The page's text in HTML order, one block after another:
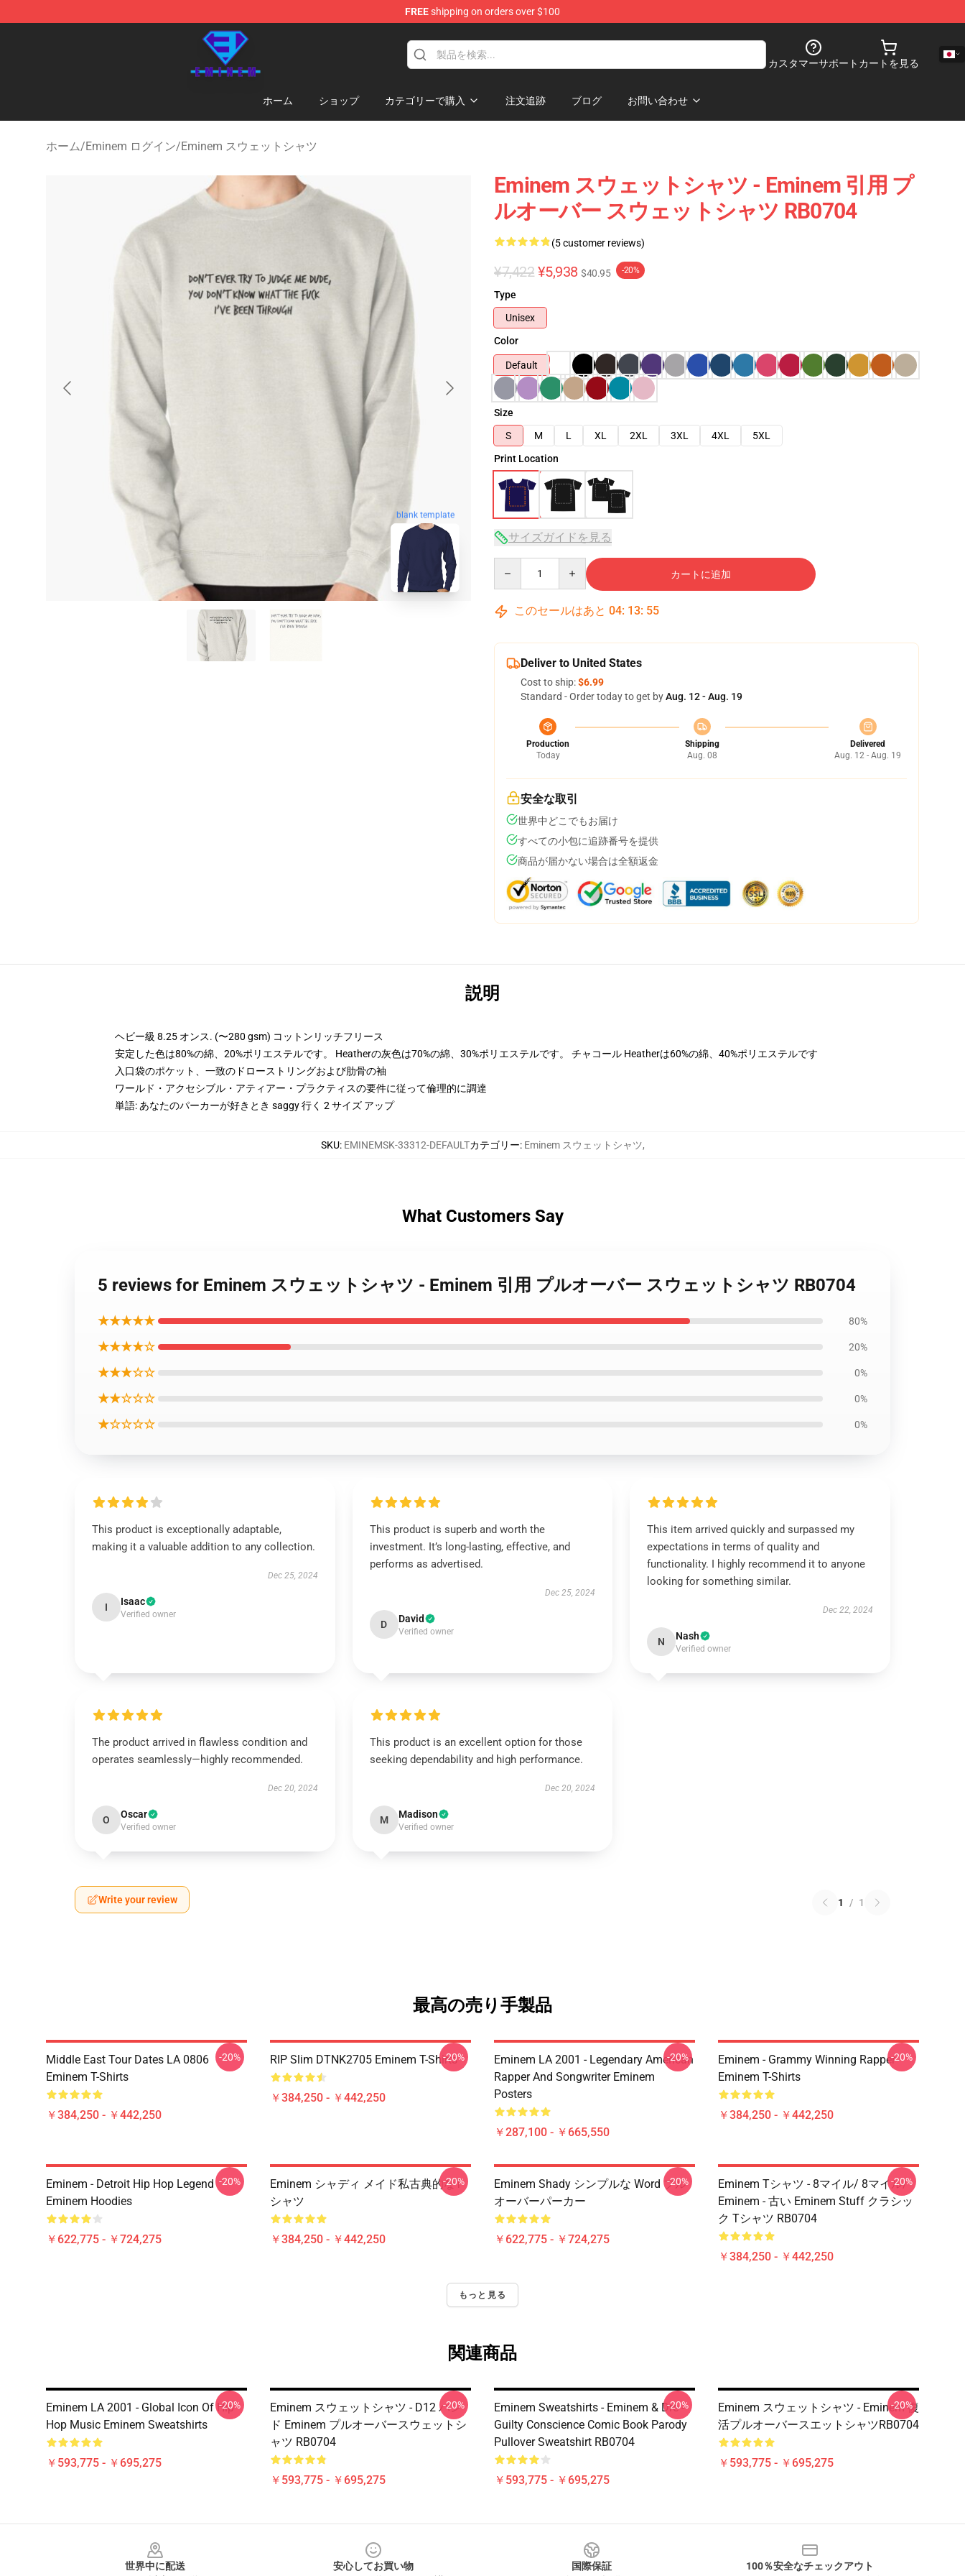
FREEshipping on orders over $100
Eminem Store - Official Eminem Merchandise Shop
カスタマーサポート カートを見る
ホーム ショップ カテゴリーで購入 注文追跡 ブログ お問い合わせ
ホーム/Eminem ログイン/Eminem スウェットシャツ
blank template
Eminem スウェットシャツ - Eminem 引用 プ
ルオーバー スウェットシャツ RB0704
(5 customer reviews)
¥7,422 ¥5,938 $40.95 -20%
Type
Unisex
Color
Default
Size
S
M L XL 2XL 3XL 4XL
5XL
Print Location
サイズガイドを見る
カートに追加
このセールはあと 04: 13: 54
Deliver to United States
Cost to ship:$6.99
Standard - Order today to get byAug. 12 - Aug. 19
Production
Today
Shipping
Aug. 08
Delivered
Aug. 12 - Aug. 19
安全な取引
世界中どこでもお届け
すべての小包に追跡番号を提供
商品が届かない場合は全額返金
説明
ヘビー級 8.25 オンス. (〜280 gsm) コットンリッチフリース
安定した色は80%の綿、20%ポリエステルです。 Heatherの灰色は70%の綿、30%ポリエステルです。 チャコール Heatherは60%の綿、40%ポリエステルです
入口袋のポケット、一致のドローストリングおよび肋骨の袖
ワールド・アクセシブル・アティアー・プラクティスの要件に従って倫理的に調達
単語: あなたのパーカーが好きとき saggy 行く 2 サイズ アップ
SKU: EMINEMSK-33312-DEFAULTカテゴリー: Eminem スウェットシャツ,
What Customers Say
5 reviews for Eminem スウェットシャツ - Eminem 引用 プルオーバー スウェットシャツ RB0704
★★★★★ 80%
★★★★☆ 20%
★★★☆☆ 0%
★★☆☆☆ 0%
★☆☆☆☆ 0%
This product is exceptionally adaptable,
making it a valuable addition to any collection.
Dec 25, 2024
I Isaac
Verified owner
This product is superb and worth the
investment. It’s long-lasting, effective, and
performs as advertised.
Dec 25, 2024
D David
Verified owner
This item arrived quickly and surpassed my
expectations in terms of quality and
functionality. I highly recommend it to anyone
looking for something similar.
Dec 22, 2024
N Nash
Verified owner
The product arrived in flawless condition and
operates seamlessly—highly recommended.
Dec 20, 2024
O Oscar
Verified owner
This product is an excellent option for those
seeking dependability and high performance.
Dec 20, 2024
M Madison
Verified owner
Write your review 1 / 1
最高の売り手製品
Middle East Tour Dates LA 0806
Eminem T-Shirts
￥384,250 - ￥442,250
-20% RIP Slim DTNK2705 Eminem T-Shirts
￥384,250 - ￥442,250
-20%
Eminem LA 2001 - Legendary American
Rapper And Songwriter Eminem
Posters
￥287,100 - ￥665,550
-20%
Eminem - Grammy Winning Rapper
Eminem T-Shirts
￥384,250 - ￥442,250
-20%
Eminem - Detroit Hip Hop Legend
Eminem Hoodies
￥622,775 - ￥724,275
-20%
Eminem シャディ メイド私古典的なT
シャツ
￥384,250 - ￥442,250
-20%
Eminem Shady シンプルな Word プル
オーバーパーカー
￥622,775 - ￥724,275
-20%
Eminem Tシャツ - 8マイル/ 8マイル/
Eminem - 古い Eminem Stuff クラシッ
ク Tシャツ RB0704
￥384,250 - ￥442,250
-20%
もっと見る
関連商品
Eminem LA 2001 - Global Icon Of Hip
Hop Music Eminem Sweatshirts
￥593,775 - ￥695,275
-20%
Eminem スウェットシャツ - D12 バン
ド Eminem プルオーバースウェットシ
ャツ RB0704
￥593,775 - ￥695,275
-20%
Eminem Sweatshirts - Eminem & Dre -
Guilty Conscience Comic Book Parody
Pullover Sweatshirt RB0704
￥593,775 - ￥695,275
-20%
Eminem スウェットシャツ - Eminem 復
活プルオーバースエットシャツRB0704
￥593,775 - ￥695,275
-20%
世界中に配送
安心してお買い物
国際保証
100％安全なチェックアウト